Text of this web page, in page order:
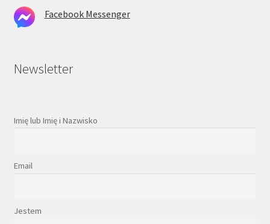
Facebook Messenger
Newsletter
Imię lub Imię i Nazwisko
Email
Jestem